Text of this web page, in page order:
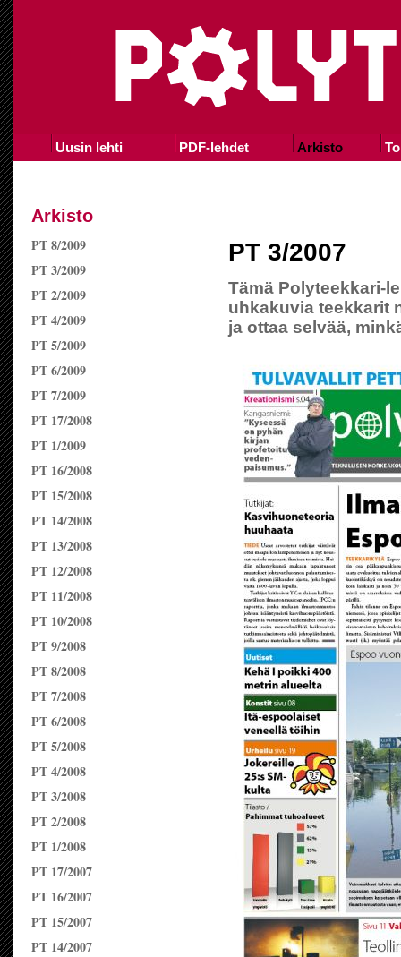
Uusin lehti PDF-lehdet Arkisto
Arkisto
PT 8/2009
PT 3/2009
PT 2/2009
PT 4/2009
PT 5/2009
PT 6/2009
PT 7/2009
PT 17/2008
PT 1/2009
PT 16/2008
PT 15/2008
PT 14/2008
PT 13/2008
PT 12/2008
PT 11/2008
PT 10/2008
PT 9/2008
PT 8/2008
PT 7/2008
PT 6/2008
PT 5/2008
PT 4/2008
PT 3/2008
PT 2/2008
PT 1/2008
PT 17/2007
PT 16/2007
PT 15/2007
PT 14/2007
PT 3/2007
Tämä Polyteekkari-
uhkakuvia teekkarit
ja ottaa selvää,